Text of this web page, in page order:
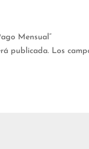
Mensual”
publicada. Los